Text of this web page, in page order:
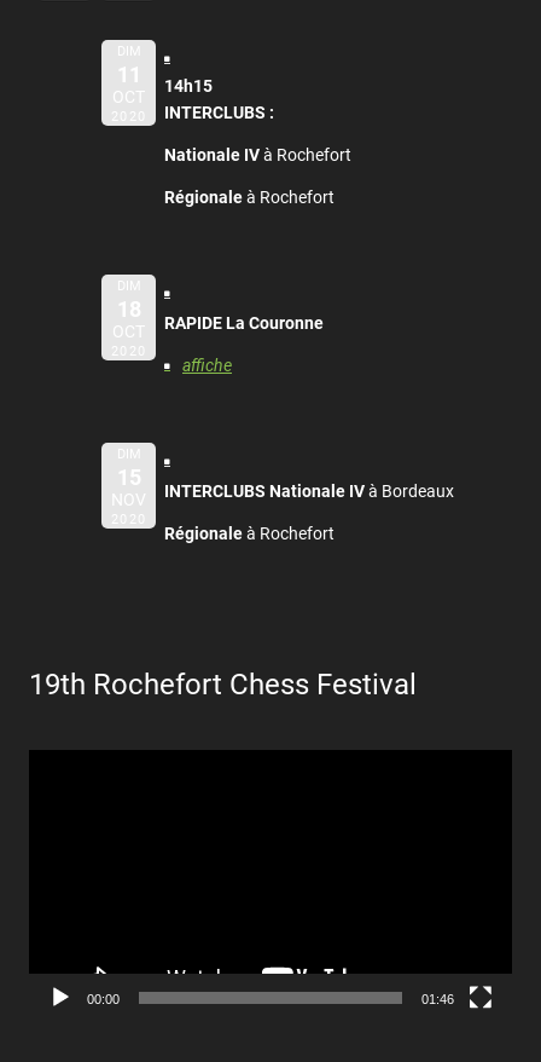
DIM
11
OCT
2020
14h15
INTERCLUBS :
Nationale IVà Rochefort
Régionaleà Rochefort
DIM
18
OCT
2020
RAPIDE La Couronne
affiche
DIM
15
NOV
2020
INTERCLUBS Nationale IVà Bordeaux
Régionaleà Rochefort
19th Rochefort Chess Festival
00:00 01:46